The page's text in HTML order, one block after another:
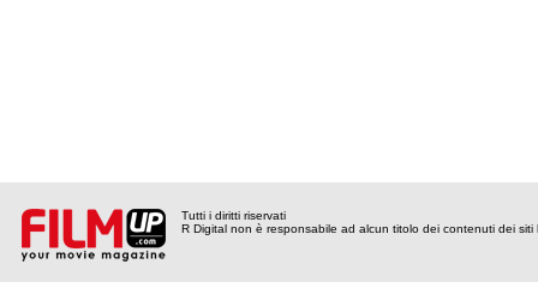
Tutti i diritti riservati
R Digital non è responsabile ad alcun titolo dei contenuti dei siti